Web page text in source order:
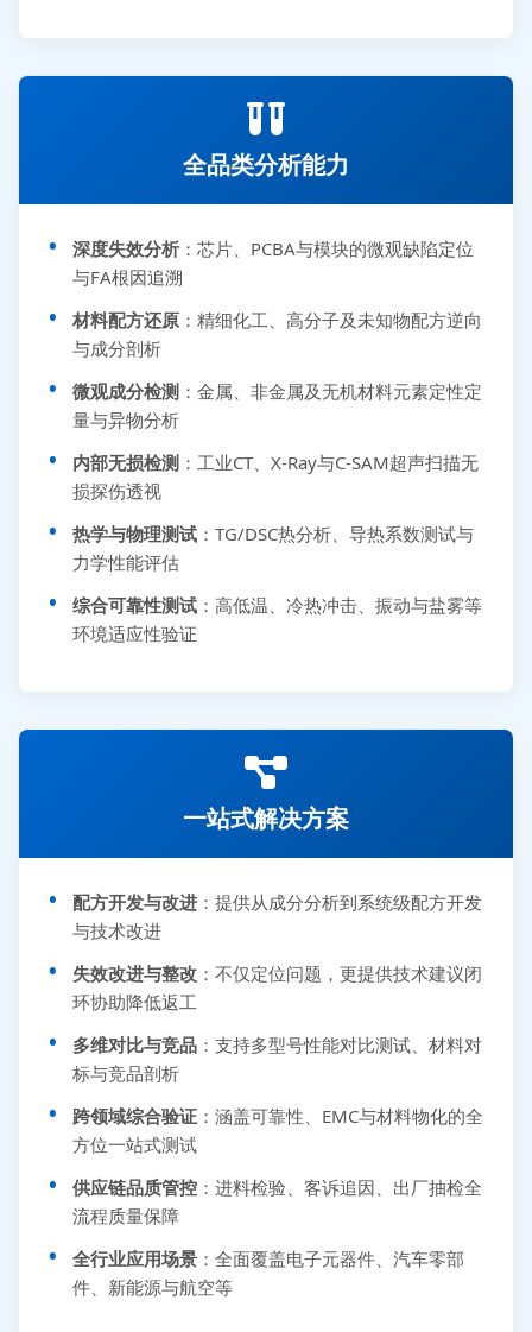
全品类分析能力
深度失效分析 ：芯片、PCBA与模块的微观缺陷定位
与FA根因追溯
材料配方还原 ：精细化工、高分子及未知物配方逆向
与成分剖析
微观成分检测 ：金属、非金属及无机材料元素定性定
量与异物分析
内部无损检测 ：工业CT、X-Ray与C-SAM超声扫描无
损探伤透视
热学与物理测试 ：TG/DSC热分析、导热系数测试与
力学性能评估
综合可靠性测试 ：高低温、冷热冲击、振动与盐雾等
环境适应性验证
一站式解决方案
配方开发与改进 ：提供从成分分析到系统级配方开发
与技术改进
失效改进与整改 ：不仅定位问题，更提供技术建议闭
环协助降低返工
多维对比与竞品 ：支持多型号性能对比测试、材料对
标与竞品剖析
跨领域综合验证 ：涵盖可靠性、EMC与材料物化的全
方位一站式测试
供应链品质管控 ：进料检验、客诉追因、出厂抽检全
流程质量保障
全行业应用场景 ：全面覆盖电子元器件、汽车零部
件、新能源与航空等